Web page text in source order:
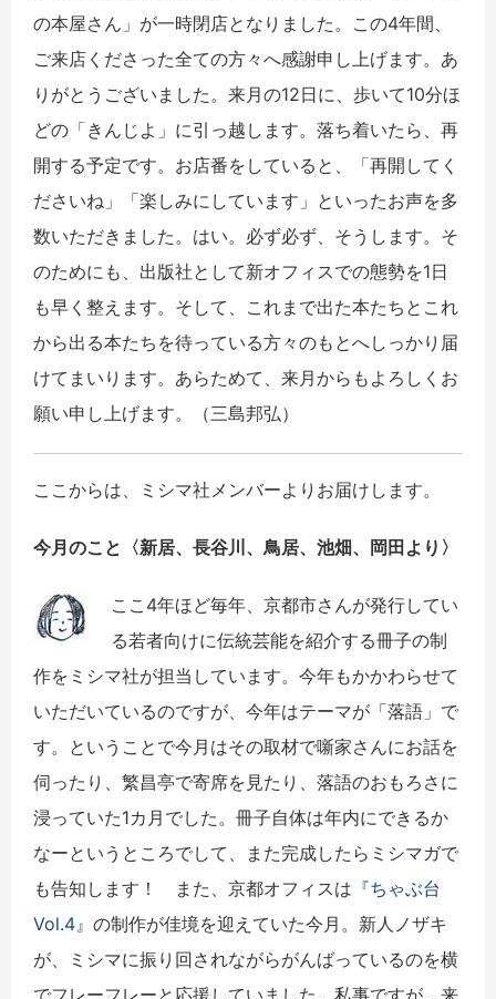
の本屋さん」が一時閉店となりました。この4年間、
ご来店くださった全ての方々へ感謝申し上げます。あ
りがとうございました。来月の12日に、歩いて10分ほ
どの「きんじよ」に引っ越します。落ち着いたら、再
開する予定です。お店番をしていると、「再開してく
ださいね」「楽しみにしています」といったお声を多
数いただきました。はい。必ず必ず、そうします。そ
のためにも、出版社として新オフィスでの態勢を1日
も早く整えます。そして、これまで出た本たちとこれ
から出る本たちを待っている方々のもとへしっかり届
けてまいります。あらためて、来月からもよろしくお
願い申し上げます。
（三島邦弘）
ここからは、ミシマ社メンバーよりお届けします。
今月のこと〈新居、長谷川、鳥居、池畑、岡田より〉
ここ4年ほど毎年、京都市さんが発行してい
る若者向けに伝統芸能を紹介する冊子の制
作をミシマ社が担当しています。今年もかかわらせて
いただいているのですが、今年はテーマが「落語」で
す。ということで今月はその取材で噺家さんにお話を
伺ったり、繁昌亭で寄席を見たり、落語のおもろさに
浸っていた1カ月でした。冊子自体は年内にできるか
なーというところでして、また完成したらミシマガで
も告知します！ また、京都オフィスは 『ちゃぶ台
Vol.4 』 の制作が佳境を迎えていた今月。新人ノザキ
が、ミシマに振り回されながらがんばっているのを横
でフレーフレーと応援していました。私事ですが、来